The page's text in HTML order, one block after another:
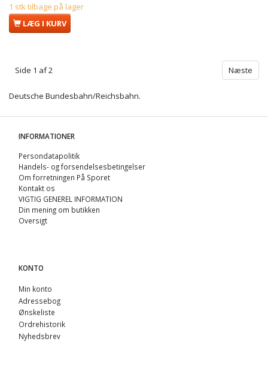
1 stk tilbage på lager
LÆG I KURV
Side 1 af 2 Næste
Deutsche Bundesbahn/Reichsbahn.
INFORMATIONER
Persondatapolitik
Handels- og forsendelsesbetingelser
Om forretningen På Sporet
Kontakt os
VIGTIG GENEREL INFORMATION
Din mening om butikken
Oversigt
KONTO
Min konto
Adressebog
Ønskeliste
Ordrehistorik
Nyhedsbrev